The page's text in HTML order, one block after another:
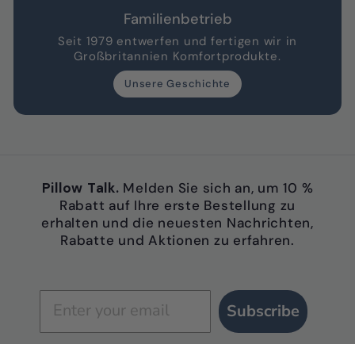
Familienbetrieb
Seit 1979 entwerfen und fertigen wir in
Großbritannien Komfortprodukte.
Unsere Geschichte
Pillow Talk. Melden Sie sich an, um 10 %
Rabatt auf Ihre erste Bestellung zu
erhalten und die neuesten Nachrichten,
Rabatte und Aktionen zu erfahren.
Subscribe